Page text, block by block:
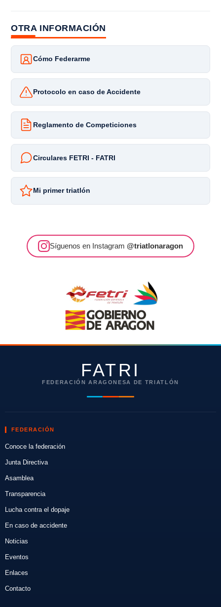
OTRA INFORMACIÓN
Cómo Federarme
Protocolo en caso de Accidente
Reglamento de Competiciones
Circulares FETRI - FATRI
Mi primer triatlón
Síguenos en Instagram @triatlonaragon
FATRI
FEDERACIÓN ARAGONESA DE TRIATLÓN
FEDERACIÓN
Conoce la federación
Junta Directiva
Asamblea
Transparencia
Lucha contra el dopaje
En caso de accidente
Noticias
Eventos
Enlaces
Contacto